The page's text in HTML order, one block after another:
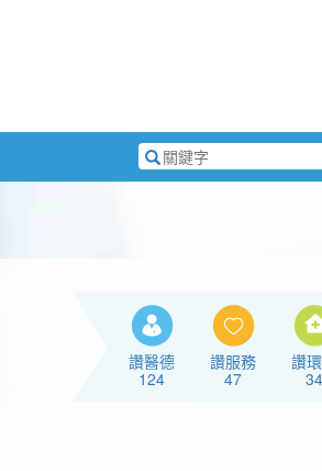
搜
尋
讚醫德
124
讚服務
47
讚
34